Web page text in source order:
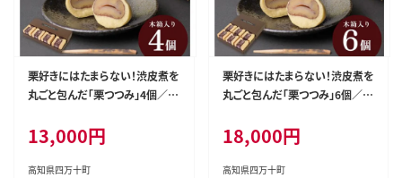
栗好きにはたまらない！渋皮煮を
丸ごと包んだ「栗つつみ」4個／Q
13,000円
高知県四万十町
栗好きにはたまらない！渋皮煮を
丸ごと包んだ「栗つつみ」6個／Q
18,000円
高知県四万十町